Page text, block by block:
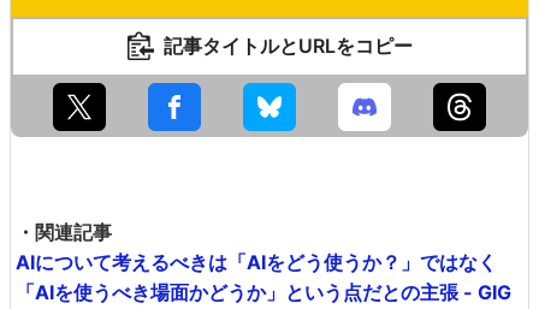
記事タイトルとURLをコピー
・関連記事
AIについて考えるべきは「AIをどう使うか？」ではなく
「AIを使うべき場面かどうか」という点だとの主張 - GIG